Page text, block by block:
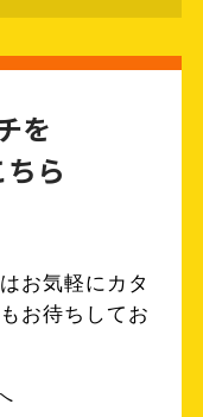
を
ら
お気軽にカタ
お待ちしてお